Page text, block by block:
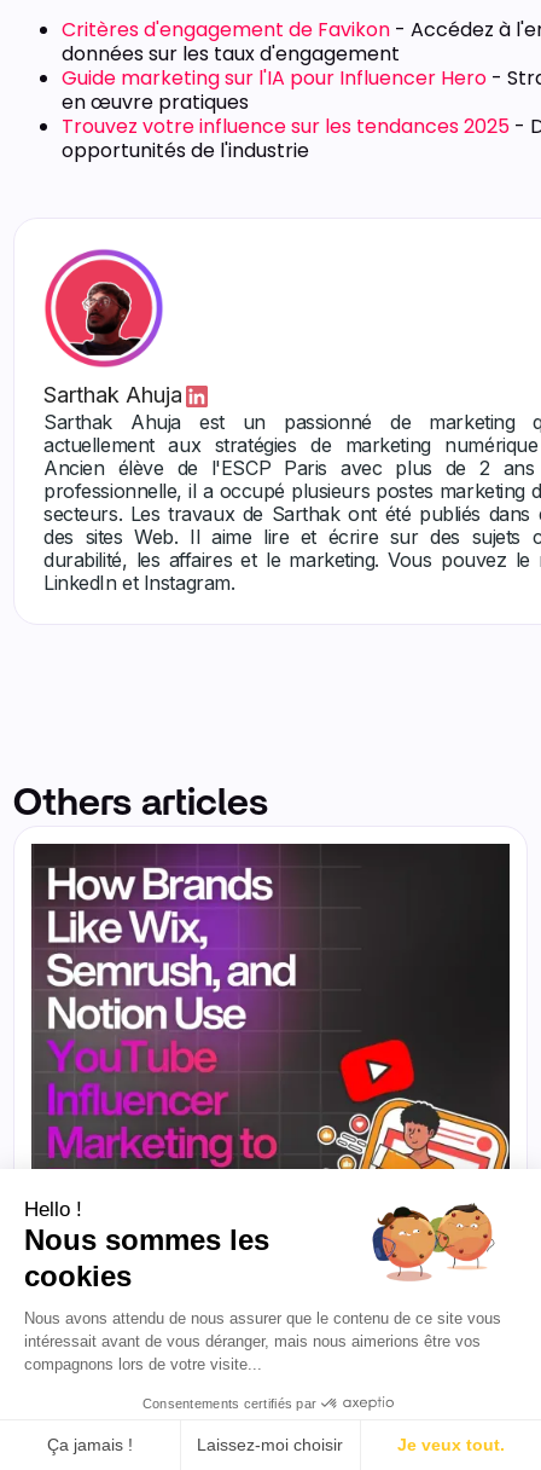
Critères d'engagement de Favikon - Accédez à
données sur les taux d'engagement
Guide marketing sur l'IA pour Influencer Hero -
en œuvre pratiques
Trouvez votre influence sur les tendances 2025 -
opportunités de l'industrie
Sarthak Ahuja
Sarthak Ahuja est un passionné de marketing
actuellement aux stratégies de marketing
Ancien élève de l'ESCP Paris avec plus de 2 ans
professionnelle, il a occupé plusieurs postes marketing
secteurs. Les travaux de Sarthak ont été publiés dans
des sites Web. Il aime lire et écrire sur des sujets
durabilité, les affaires et le marketing. Vous pouvez
LinkedIn et Instagram.
Others articles
POUR LES CRÉATEURS 5 min de lecture
et Notion utilisent le marketing d'influence
sur YouTube pour générer un retour sur
Hello !
Nous sommes les
cookies
Nous avons attendu de nous assurer que le contenu de ce site vous
intéressait avant de vous déranger, mais nous aimerions être vos
compagnons lors de votre visite...
Consentements certifiés par
Ça jamais ! Laissez-moi choisir Je veux tout.